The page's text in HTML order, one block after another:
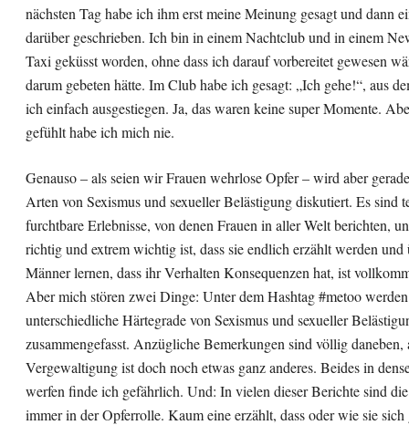
nächsten Tag habe ich ihm erst meine Meinung gesagt und dann
darüber geschrieben. Ich bin in einem Nachtclub und in einem
Taxi geküsst worden, ohne dass ich darauf vorbereitet gewesen
darum gebeten hätte. Im Club habe ich gesagt: „Ich gehe!“, aus
ich einfach ausgestiegen. Ja, das waren keine super Momente.
gefühlt habe ich mich nie.
Genauso – als seien wir Frauen wehrlose Opfer – wird aber
Arten von Sexismus und sexueller Belästigung diskutiert. Es sind
furchtbare Erlebnisse, von denen Frauen in aller Welt berichten,
richtig und extrem wichtig ist, dass sie endlich erzählt werden
Männer lernen, dass ihr Verhalten Konsequenzen hat, ist
Aber mich stören zwei Dinge: Unter dem Hashtag #metoo
unterschiedliche Härtegrade von Sexismus und sexueller
zusammengefasst. Anzügliche Bemerkungen sind völlig daneben,
Vergewaltigung ist doch noch etwas ganz anderes. Beides in
werfen finde ich gefährlich. Und: In vielen dieser Berichte sind
immer in der Opferrolle. Kaum eine erzählt, dass oder wie sie